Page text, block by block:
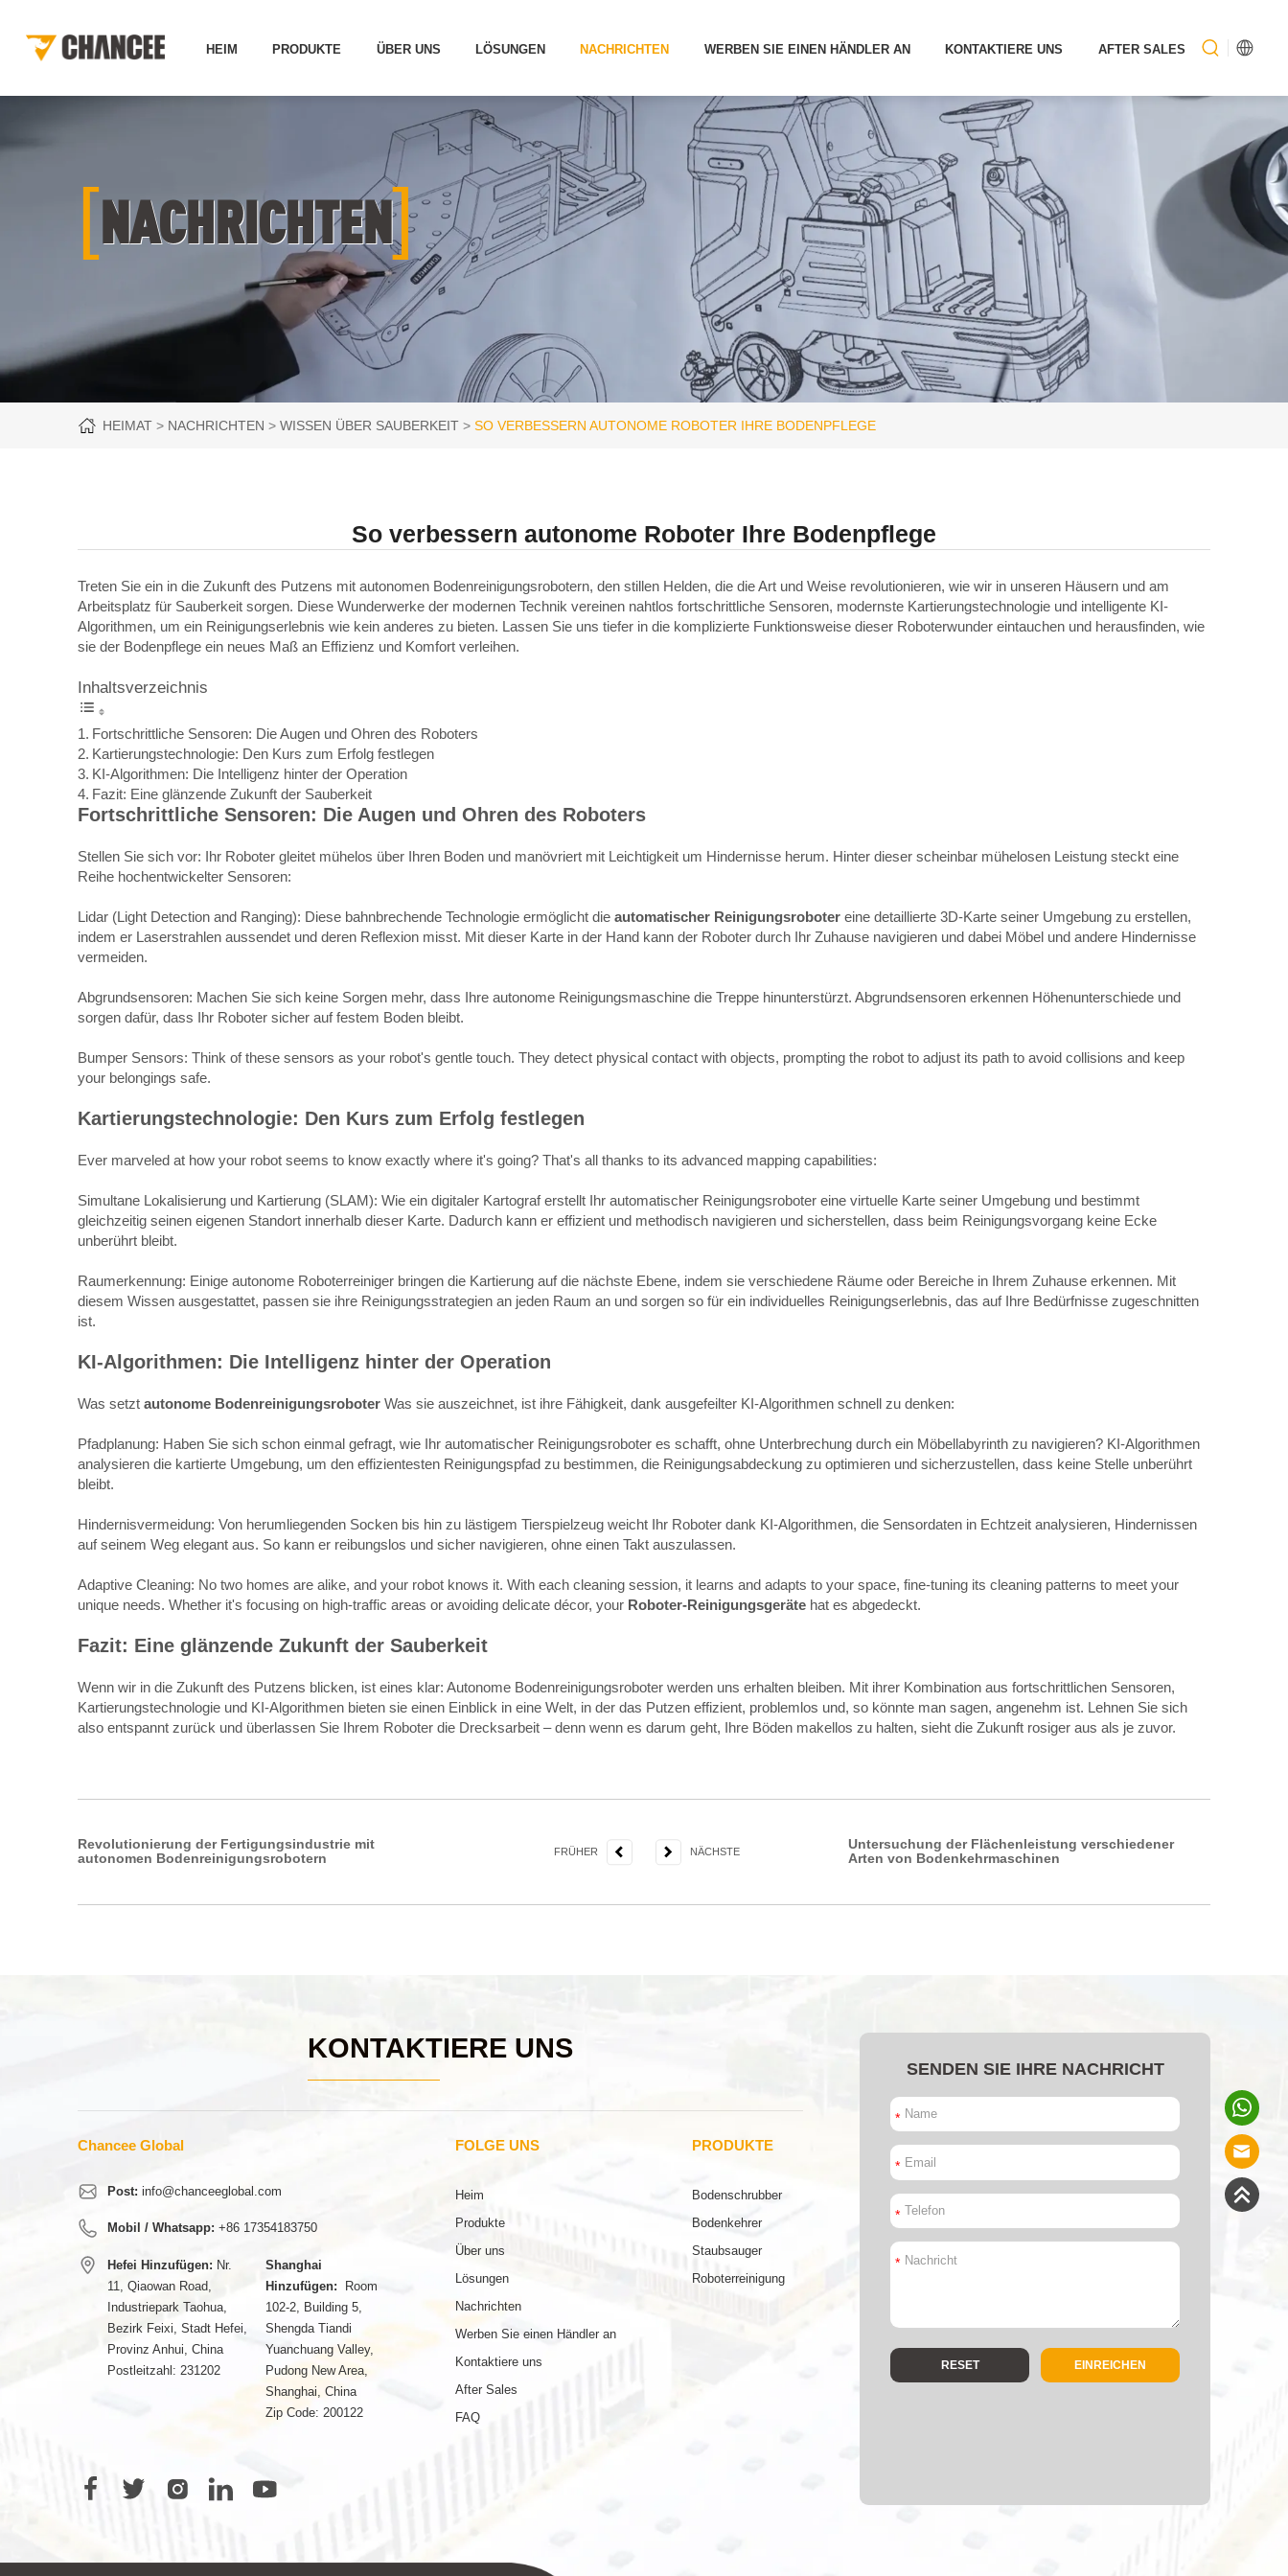
HEIM PRODUKTE ÜBER UNS LÖSUNGEN NACHRICHTEN WERBEN SIE EINEN HÄNDLER AN KONTAKTIERE UNS AFTER SALES
[NACHRICHTEN]
HEIMAT NACHRICHTEN WISSEN ÜBER SAUBERKEIT SO VERBESSERN AUTONOME ROBOTER IHRE BODENPFLEGE
So verbessern autonome Roboter Ihre Bodenpflege
Treten Sie ein in die Zukunft des Putzens mit autonomen Bodenreinigungsrobotern, den stillen Helden, die die Art und Weise revolutionieren, wie wir in unseren Häusern und am
Arbeitsplatz für Sauberkeit sorgen. Diese Wunderwerke der modernen Technik vereinen nahtlos fortschrittliche Sensoren, modernste Kartierungstechnologie und intelligente KI-
Algorithmen, um ein Reinigungserlebnis wie kein anderes zu bieten. Lassen Sie uns tiefer in die komplizierte Funktionsweise dieser Roboterwunder eintauchen und herausfinden, wie
sie der Bodenpflege ein neues Maß an Effizienz und Komfort verleihen.
Inhaltsverzeichnis
Fortschrittliche Sensoren: Die Augen und Ohren des Roboters
Kartierungstechnologie: Den Kurs zum Erfolg festlegen
KI-Algorithmen: Die Intelligenz hinter der Operation
Fazit: Eine glänzende Zukunft der Sauberkeit
Fortschrittliche Sensoren: Die Augen und Ohren des Roboters
Stellen Sie sich vor: Ihr Roboter gleitet mühelos über Ihren Boden und manövriert mit Leichtigkeit um Hindernisse herum. Hinter dieser scheinbar mühelosen Leistung steckt eine
Reihe hochentwickelter Sensoren:
Lidar (Light Detection and Ranging): Diese bahnbrechende Technologie ermöglicht die automatischer Reinigungsrobotereine detaillierte 3D-Karte seiner Umgebung zu erstellen,
indem er Laserstrahlen aussendet und deren Reflexion misst. Mit dieser Karte in der Hand kann der Roboter durch Ihr Zuhause navigieren und dabei Möbel und andere Hindernisse
vermeiden.
Abgrundsensoren: Machen Sie sich keine Sorgen mehr, dass Ihre autonome Reinigungsmaschine die Treppe hinunterstürzt. Abgrundsensoren erkennen Höhenunterschiede und
sorgen dafür, dass Ihr Roboter sicher auf festem Boden bleibt.
Bumper Sensors: Think of these sensors as your robot's gentle touch. They detect physical contact with objects, prompting the robot to adjust its path to avoid collisions and keep
your belongings safe.
Kartierungstechnologie: Den Kurs zum Erfolg festlegen
Ever marveled at how your robot seems to know exactly where it's going? That's all thanks to its advanced mapping capabilities:
Simultane Lokalisierung und Kartierung (SLAM): Wie ein digitaler Kartograf erstellt Ihr automatischer Reinigungsroboter eine virtuelle Karte seiner Umgebung und bestimmt
gleichzeitig seinen eigenen Standort innerhalb dieser Karte. Dadurch kann er effizient und methodisch navigieren und sicherstellen, dass beim Reinigungsvorgang keine Ecke
unberührt bleibt.
Raumerkennung: Einige autonome Roboterreiniger bringen die Kartierung auf die nächste Ebene, indem sie verschiedene Räume oder Bereiche in Ihrem Zuhause erkennen. Mit
diesem Wissen ausgestattet, passen sie ihre Reinigungsstrategien an jeden Raum an und sorgen so für ein individuelles Reinigungserlebnis, das auf Ihre Bedürfnisse zugeschnitten
ist.
KI-Algorithmen: Die Intelligenz hinter der Operation
Was setzt autonome BodenreinigungsroboterWas sie auszeichnet, ist ihre Fähigkeit, dank ausgefeilter KI-Algorithmen schnell zu denken:
Pfadplanung: Haben Sie sich schon einmal gefragt, wie Ihr automatischer Reinigungsroboter es schafft, ohne Unterbrechung durch ein Möbellabyrinth zu navigieren? KI-Algorithmen
analysieren die kartierte Umgebung, um den effizientesten Reinigungspfad zu bestimmen, die Reinigungsabdeckung zu optimieren und sicherzustellen, dass keine Stelle unberührt
bleibt.
Hindernisvermeidung: Von herumliegenden Socken bis hin zu lästigem Tierspielzeug weicht Ihr Roboter dank KI-Algorithmen, die Sensordaten in Echtzeit analysieren, Hindernissen
auf seinem Weg elegant aus. So kann er reibungslos und sicher navigieren, ohne einen Takt auszulassen.
Adaptive Cleaning: No two homes are alike, and your robot knows it. With each cleaning session, it learns and adapts to your space, fine-tuning its cleaning patterns to meet your
unique needs. Whether it's focusing on high-traffic areas or avoiding delicate décor, your Roboter-Reinigungsgerätehat es abgedeckt.
Fazit: Eine glänzende Zukunft der Sauberkeit
Wenn wir in die Zukunft des Putzens blicken, ist eines klar: Autonome Bodenreinigungsroboter werden uns erhalten bleiben. Mit ihrer Kombination aus fortschrittlichen Sensoren,
Kartierungstechnologie und KI-Algorithmen bieten sie einen Einblick in eine Welt, in der das Putzen effizient, problemlos und, so könnte man sagen, angenehm ist. Lehnen Sie sich
also entspannt zurück und überlassen Sie Ihrem Roboter die Drecksarbeit – denn wenn es darum geht, Ihre Böden makellos zu halten, sieht die Zukunft rosiger aus als je zuvor.
Revolutionierung der Fertigungsindustrie mit
autonomen Bodenreinigungsrobotern
Untersuchung der Flächenleistung verschiedener
Arten von Bodenkehrmaschinen
FRÜHER NÄCHSTE
KONTAKTIERE UNS
Chancee Global
Post: info@chanceeglobal.com
Mobil / Whatsapp: +86 17354183750
Hefei Hinzufügen: Nr.
11, Qiaowan Road,
Industriepark Taohua,
Bezirk Feixi, Stadt Hefei,
Provinz Anhui, China
Postleitzahl: 231202
Shanghai
Hinzufügen:
Room
102-2, Building 5,
Shengda Tiandi
Yuanchuang Valley,
Pudong New Area,
Shanghai, China
Zip Code: 200122
FOLGE UNS
Heim
Produkte
Über uns
Lösungen
Nachrichten
Werben Sie einen Händler an
Kontaktiere uns
After Sales
FAQ
PRODUKTE
Bodenschrubber
Bodenkehrer
Staubsauger
Roboterreinigung
SENDEN SIE IHRE NACHRICHT
*
*
*
*
EINREICHEN